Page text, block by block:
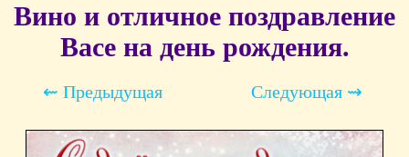
Вино и отличное поздравление
Васе на день рождения.
⇜ Предыдущая Следующая ⇝